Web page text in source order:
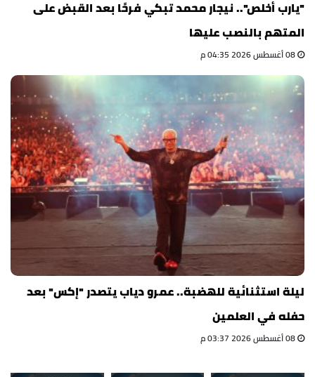
"يارب أخلص".. نيجار محمد تبكي فرحًا بعد القبض على
المتهم بالنصب عليها
ليلة استثنائية للهضبة.. عمرو دياب يتصدر "إكس" بعد
حفله في العلمين